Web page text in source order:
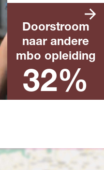
Doorstroom
naar andere
mbo opleiding
32%
Landelijk percentage na het
behalen van een mbo-
diploma in het afgelopen
schooljaar